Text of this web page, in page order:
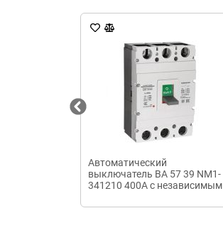
Автоматический
выключатель ВА 57 39 NM1-
341210 400А с независимым